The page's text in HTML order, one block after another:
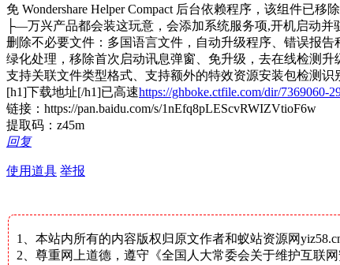
免 Wondershare Helper Compact 后台依赖程序，该组件已移除
├—万兴产品都会装这玩意，会添加系统服务项,开机启动并
删除不必要文件：多国语言文件，自动升级程序、错误报告
绿化处理，移除首次启动讯息弹窗、免升级，去在线检测升
支持关联文件类型格式、支持额外的特效资源安装包检测识
[h1]下载地址[/h1]已高速https://ghboke.ctfile.com/dir/7369060-
链接：https://pan.baidu.com/s/1nEfq8pLEScvRWIZVtioF6w
提取码：z45m
回复
使用道具 举报
1、本站内所有的内容版权归原文作者和蚁站资源网
2、尊重网上道德，遵守《全国人大常委会关于维护互联